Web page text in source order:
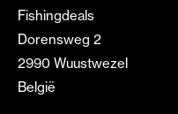
Fishingdeals
Dorensweg 2
2990 Wuustwezel
België